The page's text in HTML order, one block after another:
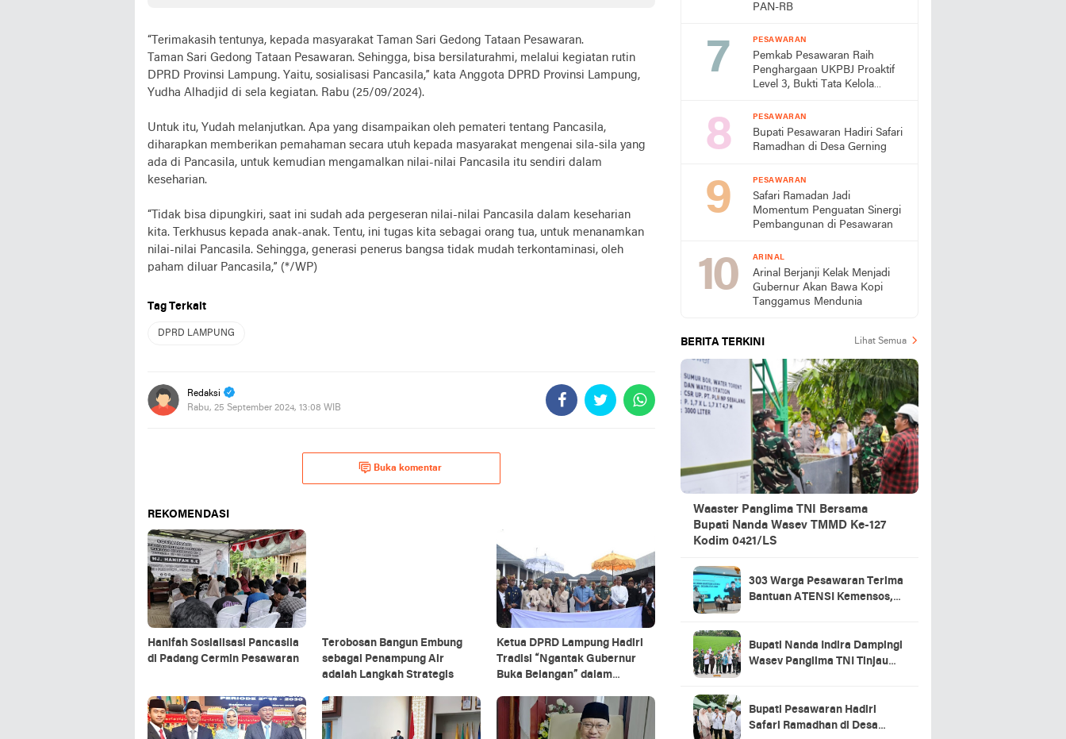
“Terimakasih tentunya, kepada masyarakat Taman Sari Gedong Tataan Pesawaran.
Taman Sari Gedong Tataan Pesawaran. Sehingga, bisa bersilaturahmi, melalui kegiatan rutin
DPRD Provinsi Lampung. Yaitu, sosialisasi Pancasila,” kata Anggota DPRD Provinsi Lampung,
Yudha Alhadjid di sela kegiatan. Rabu (25/09/2024).
Untuk itu, Yudah melanjutkan. Apa yang disampaikan oleh pemateri tentang Pancasila,
diharapkan memberikan pemahaman secara utuh kepada masyarakat mengenai sila-sila yang
ada di Pancasila, untuk kemudian mengamalkan nilai-nilai Pancasila itu sendiri dalam
keseharian.
“Tidak bisa dipungkiri, saat ini sudah ada pergeseran nilai-nilai Pancasila dalam keseharian
kita. Terkhusus kepada anak-anak. Tentu, ini tugas kita sebagai orang tua, untuk menanamkan
nilai-nilai Pancasila. Sehingga, generasi penerus bangsa tidak mudah terkontaminasi, oleh
paham diluar Pancasila,” (*/WP)
Tag Terkait
DPRD LAMPUNG
Redaksi
Rabu, 25 September 2024, 13:08 WIB
Buka komentar
REKOMENDASI
Hanifah Sosialisasi Pancasila
di Padang Cermin Pesawaran
Terobosan Bangun Embung
sebagai Penampung Air
adalah Langkah Strategis
Ketua DPRD Lampung Hadiri
Tradisi “Ngantak Gubernur
Buka Belangan” dalam
PAN-RB
PESAWARAN
Pemkab Pesawaran Raih
Penghargaan UKPBJ Proaktif
Level 3, Bukti Tata Kelola
PESAWARAN
Bupati Pesawaran Hadiri Safari
Ramadhan di Desa Gerning
PESAWARAN
Safari Ramadan Jadi
Momentum Penguatan Sinergi
Pembangunan di Pesawaran
ARINAL
Arinal Berjanji Kelak Menjadi
Gubernur Akan Bawa Kopi
Tanggamus Mendunia
BERITA TERKINI Lihat Semua
Waaster Panglima TNI Bersama
Bupati Nanda Wasev TMMD Ke-127
Kodim 0421/LS
303 Warga Pesawaran Terima
Bantuan ATENSI Kemensos,
Bupati Nanda Indira Dampingi
Wasev Panglima TNI Tinjau
Bupati Pesawaran Hadiri
Safari Ramadhan di Desa